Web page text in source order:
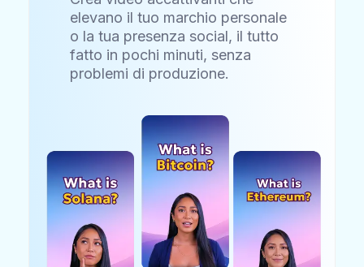
elevano il tuo marchio personale
o la tua presenza social, il tutto
fatto in pochi minuti, senza
problemi di produzione.